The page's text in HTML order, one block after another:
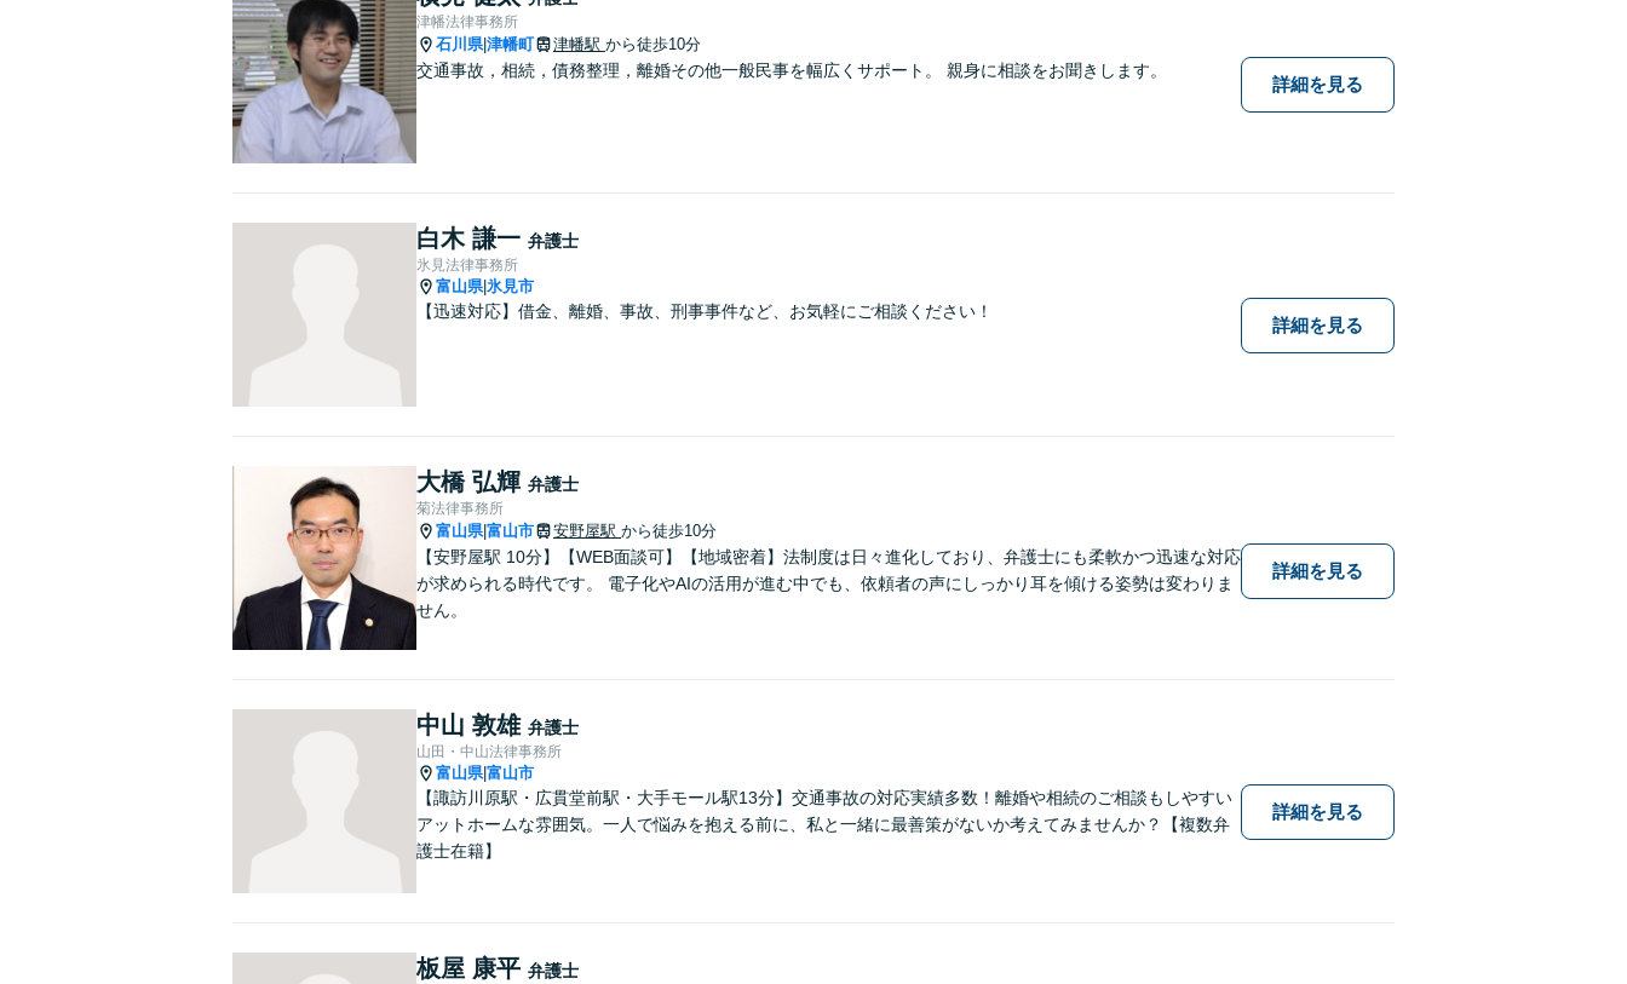
津幡法律事務所
石川県|津幡町 津幡駅 から徒歩10分
交通事故，相続，債務整理，離婚その他一般民事を幅広くサポート。 親身に相談をお聞きします。
詳細を見る
白木 謙一 弁護士
氷見法律事務所
富山県| 氷見市
【迅速対応】借金、離婚、事故、刑事事件など、お気軽にご相談ください！
詳細を見る
大橋 弘輝 弁護士
菊法律事務所
富山県|富山市 安野屋駅 から徒歩10分
【安野屋駅 10分】【WEB面談可】【地域密着】法制度は日々進化しており、弁護士にも柔軟かつ迅速な対応
が求められる時代です。 電子化やAIの活用が進む中でも、依頼者の声にしっかり耳を傾ける姿勢は変わりま
せん。
詳細を見る
中山 敦雄 弁護士
山田・中山法律事務所
富山県|富山市
【諏訪川原駅・広貫堂前駅・大手モール駅13分】交通事故の対応実績多数！離婚や相続のご相談もしやすい
アットホームな雰囲気。一人で悩みを抱える前に、私と一緒に最善策がないか考えてみませんか？【複数弁
護士在籍】
詳細を見る
板屋 康平 弁護士